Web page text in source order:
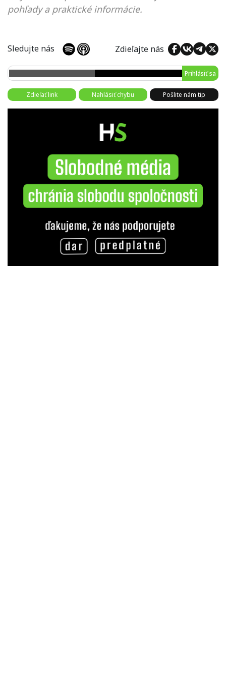
pohľady a praktické informácie.
Sledujte nás Zdieľajte nás
Prihlásiť sa
Zdieľať link Nahlásiť chybu Pošlite nám tip